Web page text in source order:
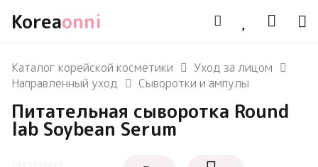
Koreaonni
Каталог корейской косметики
Уход за лицом
Направленный уход
Сыворотки и ампулы
Питательная сыворотка Round
lab Soybean Serum